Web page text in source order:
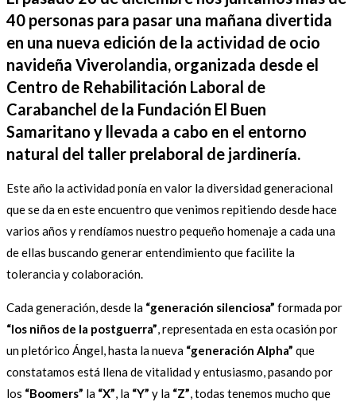
40 personas para pasar una mañana divertida
en una nueva edición de la actividad de ocio
navideña Viverolandia, organizada desde el
Centro de Rehabilitación Laboral de
Carabanchel de la Fundación El Buen
Samaritano y llevada a cabo en el entorno
natural del taller prelaboral de jardinería.
Este año la actividad ponía en valor la diversidad generacional
que se da en este encuentro que venimos repitiendo desde hace
varios años y rendíamos nuestro pequeño homenaje a cada una
de ellas buscando generar entendimiento que facilite la
tolerancia y colaboración.
Cada generación, desde la “generación silenciosa” formada por
“los niños de la postguerra”, representada en esta ocasión por
un pletórico Ángel, hasta la nueva “generación Alpha” que
constatamos está llena de vitalidad y entusiasmo, pasando por
los “Boomers” la “X”, la “Y” y la “Z”, todas tenemos mucho que